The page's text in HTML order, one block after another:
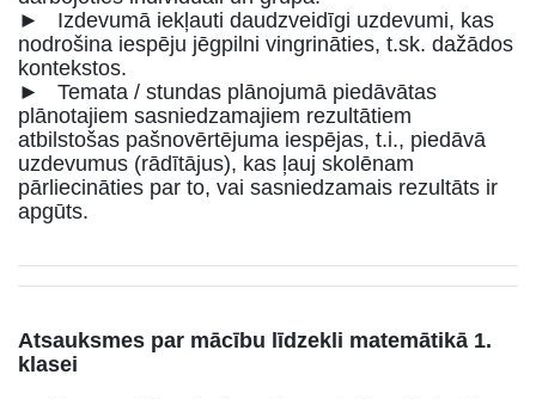
► Izdevumā iekļauti daudzveidīgi uzdevumi, kas
nodrošina iespēju jēgpilni vingrināties, t.sk. dažādos
kontekstos.
► Temata / stundas plānojumā piedāvātas
plānotajiem sasniedzamajiem rezultātiem
atbilstošas pašnovērtējuma iespējas, t.i., piedāvā
uzdevumus (rādītājus), kas ļauj skolēnam
pārliecināties par to, vai sasniedzamais rezultāts ir
apgūts.
Atsauksmes par mācību līdzekli matemātikā 1.
klasei